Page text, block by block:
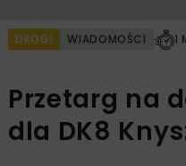
DROGI WIADOMOŚCI 1
Przetarg na
dla DK8